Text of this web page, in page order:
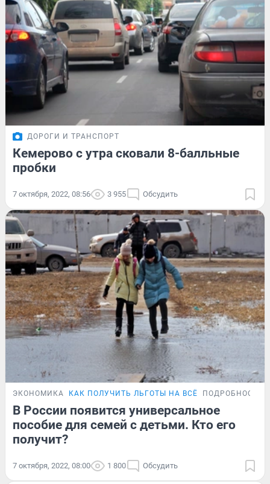
ДОРОГИ И ТРАНСПОРТ
Кемерово с утра сковали 8-балльные
пробки
7 октября, 2022, 08:56 3 955 Обсудить
ЭКОНОМИКА КАК ПОЛУЧИТЬ ЛЬГОТЫ НА ВСЁ ПОДРОБНОСТИ
В России появится универсальное
пособие для семей с детьми. Кто его
получит?
7 октября, 2022, 08:00 1 800 Обсудить